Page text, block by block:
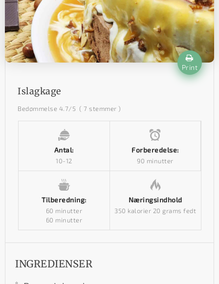
Print
Islagkage
Bedømmelse 4.7/5 ( 7 stemmer )
Antal:
10-12
Forberedelse:
90 minutter
Tilberedning:
60 minutter
60 minutter
Næringsindhold
350 kalorier 20 grams fedt
INGREDIENSER